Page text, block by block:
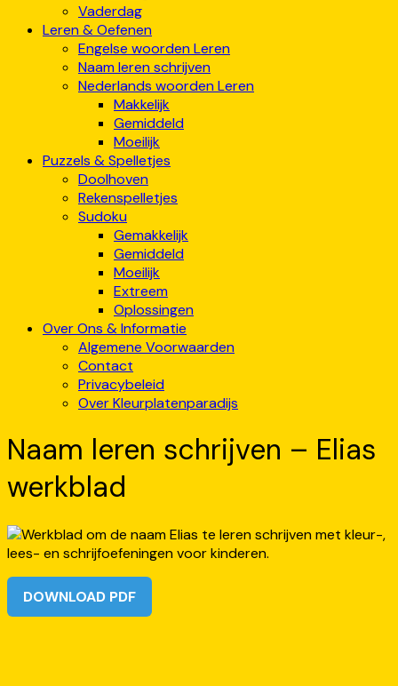
Vaderdag
Leren & Oefenen
Engelse woorden Leren
Naam leren schrijven
Nederlands woorden Leren
Makkelijk
Gemiddeld
Moeilijk
Puzzels & Spelletjes
Doolhoven
Rekenspelletjes
Sudoku
Gemakkelijk
Gemiddeld
Moeilijk
Extreem
Oplossingen
Over Ons & Informatie
Algemene Voorwaarden
Contact
Privacybeleid
Over Kleurplatenparadijs
Naam leren schrijven – Elias
werkblad
DOWNLOAD PDF